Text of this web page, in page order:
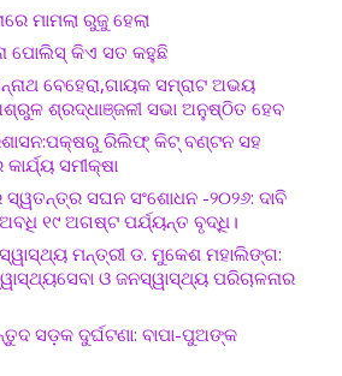
ମାମଲା ରୁଜୁ ହେଲା
ପୋଲିସ୍ କିଏ ସତ କହୁଛି
ବେହେରା,ଗାୟକ ସମ୍ରାଟ ଅଭୟ
ଶ୍ରଦ୍ଧାଞ୍ଜଳୀ ସଭା ଅନୁଷ୍ଠିତ ହେବ
ରିଲିଫ୍ କିଟ୍ ବଣ୍ଟନ ସହ
ସମୀକ୍ଷା
ସ୍ୱତନ୍ତ୍ର ସଘନ ସଂଶୋଧନ -୨୦୨୬: ଦାବି
୧୯ ଅଗଷ୍ଟ ପର୍ଯ୍ୟନ୍ତ ବୃଦ୍ଧି।
ମନ୍ତ୍ରୀ ଡ. ମୁକେଶ ମହାଲିଙ୍ଗ:
ଓ ଜନସ୍ୱାସ୍ଥ୍ୟ ପରିଚାଳନାର
ସଡ଼କ ଦୁର୍ଘଟଣା: ବାପା-ପୁଅଙ୍କ